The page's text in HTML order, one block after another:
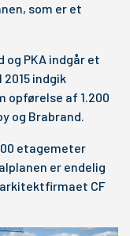
som er et
og PKA indgår et
indgik
opførelse af 1.200
og Brabrand.
etagemeter
er endelig
CF